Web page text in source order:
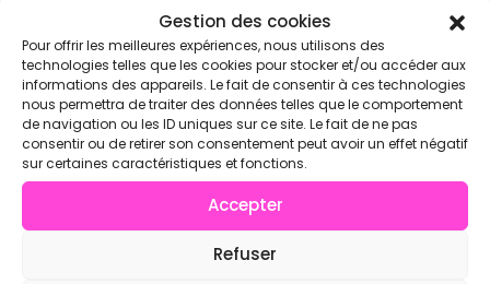
Gestion des cookies
Pour offrir les meilleures expériences, nous utilisons des
technologies telles que les cookies pour stocker et/ou accéder aux
informations des appareils. Le fait de consentir à ces technologies
nous permettra de traiter des données telles que le comportement
de navigation ou les ID uniques sur ce site. Le fait de ne pas
consentir ou de retirer son consentement peut avoir un effet négatif
sur certaines caractéristiques et fonctions.
Accepter
Refuser
l’écosystème se transforme. Ces évolutions
impactent les formats de compétition et,
indirectement, les tendances de programmation
dans les boxes.
Les erreurs les plus
fréquentes sur un WOD